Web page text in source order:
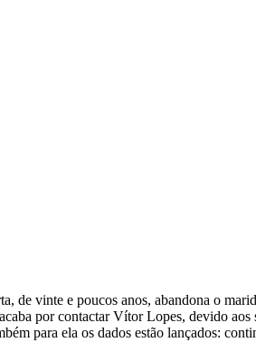
vinte e poucos anos, abandona o
por contactar Vítor Lopes, devido
para ela os dados estão lançados: